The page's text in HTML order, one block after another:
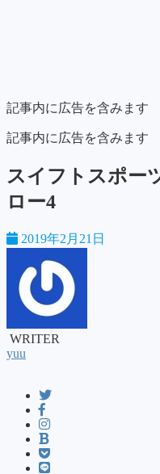
記事内に広告を含みます
記事内に広告を含みます
スイフトスポー
ロー4
2019年2月21日
WRITER
yuu